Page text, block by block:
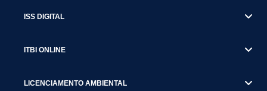
ISS DIGITAL
ITBI ONLINE
LICENCIAMENTO AMBIENTAL